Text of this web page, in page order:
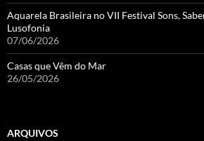
Aquarela Brasileira no VII Festival Sons,
Lusofonia
07/06/2026
Casas que Vêm do Mar
26/05/2026
ARQUIVOS